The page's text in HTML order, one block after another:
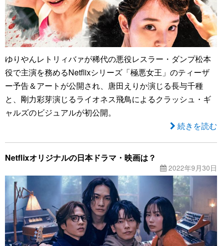
ゆりやんレトリィバァが稀代の悪役レスラー・ダンプ松本
役で主演を務めるNetflixシリーズ「極悪女王」のティーザ
ー予告＆アートが公開され、唐田えりか演じる長与千種
と、剛力彩芽演じるライオネス飛鳥によるクラッシュ・ギ
ャルズのビジュアルが初公開。
続きを読む
Netflixオリジナルの日本ドラマ・映画は？
2022年9月30日